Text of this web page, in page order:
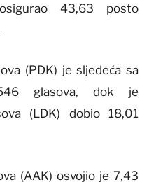
43,63 posto
(PDK) je sljedeća sa
glasova, dok je
(LDK) dobio 18,01
(AAK) osvojio je 7,43